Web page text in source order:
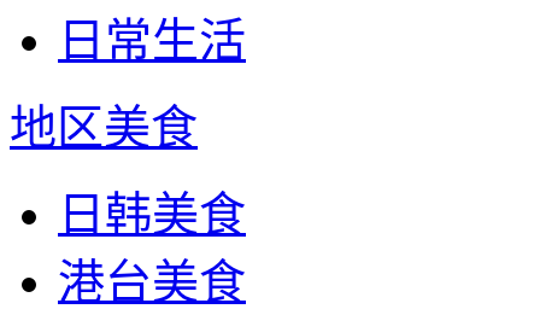
日常生活
地区美食
日韩美食
港台美食